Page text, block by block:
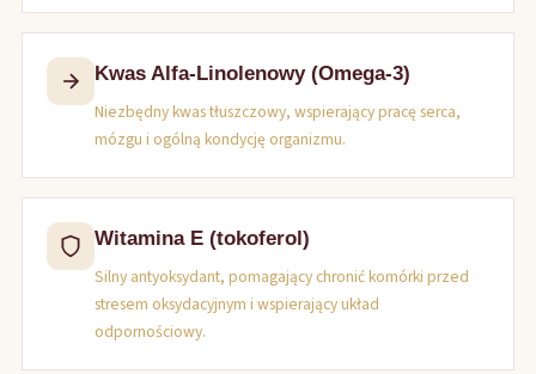
Kwas Alfa-Linolenowy (Omega-3)
Niezbędny kwas tłuszczowy, wspierający pracę serca,
mózgu i ogólną kondycję organizmu.
Witamina E (tokoferol)
Silny antyoksydant, pomagający chronić komórki przed
stresem oksydacyjnym i wspierający układ
odpornościowy.